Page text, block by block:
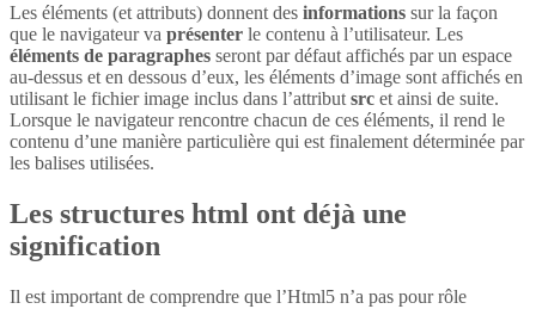
Les éléments (et attributs) donnent des informations sur la façon
que le navigateur va présenter le contenu à l’utilisateur. Les
éléments de paragraphes seront par défaut affichés par un espace
au-dessus et en dessous d’eux, les éléments d’image sont affichés en
utilisant le fichier image inclus dans l’attribut src et ainsi de suite.
Lorsque le navigateur rencontre chacun de ces éléments, il rend le
contenu d’une manière particulière qui est finalement déterminée par
les balises utilisées.
Les structures html ont déjà une
signification
Il est important de comprendre que l’Html5 n’a pas pour rôle